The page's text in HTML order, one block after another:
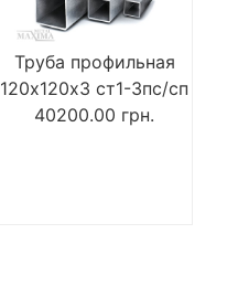
Труба профильная
120х120х3 ст1-3пс/сп
40200.00 грн.